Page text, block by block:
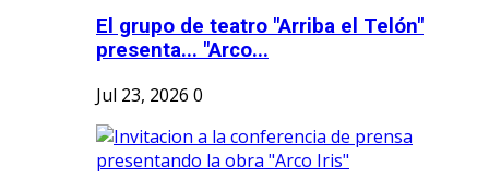
El grupo de teatro "Arriba el Telón"
presenta... "Arco...
Jul 23, 2026 0